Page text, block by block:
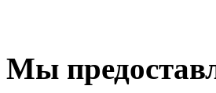
Мы